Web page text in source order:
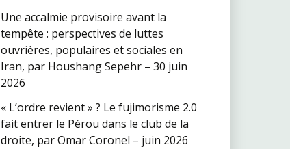
Une accalmie provisoire avant la
tempête : perspectives de luttes
ouvrières, populaires et sociales en
Iran, par Houshang Sepehr – 30 juin
2026
« L’ordre revient » ? Le fujimorisme 2.0
fait entrer le Pérou dans le club de la
droite, par Omar Coronel – juin 2026